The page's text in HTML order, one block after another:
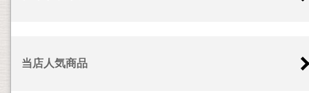
当店人気商品